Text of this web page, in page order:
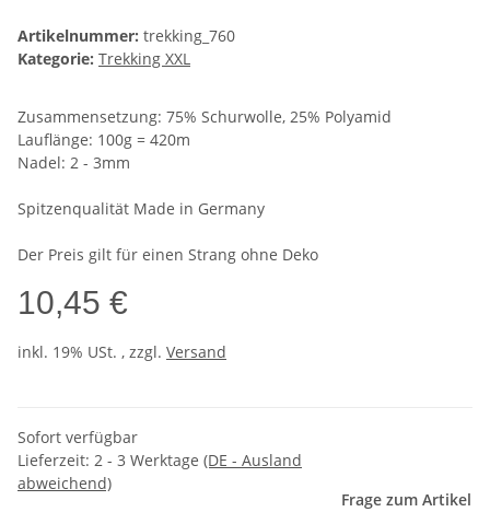
Artikelnummer: trekking_760
Kategorie: Trekking XXL
Zusammensetzung: 75% Schurwolle, 25% Polyamid
Lauflänge: 100g = 420m
Nadel: 2 - 3mm
Spitzenqualität Made in Germany
Der Preis gilt für einen Strang ohne Deko
10,45 €
inkl. 19% USt. , zzgl. Versand
Sofort verfügbar
Lieferzeit: 2 - 3 Werktage (DE - Ausland
abweichend)
Frage zum Artikel